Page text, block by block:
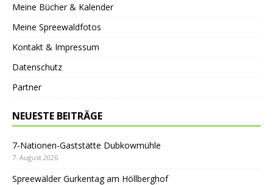
Meine Bücher & Kalender
Meine Spreewaldfotos
Kontakt & Impressum
Datenschutz
Partner
NEUESTE BEITRÄGE
7-Nationen-Gaststätte Dubkowmühle
7. August 2026
Spreewälder Gurkentag am Höllberghof